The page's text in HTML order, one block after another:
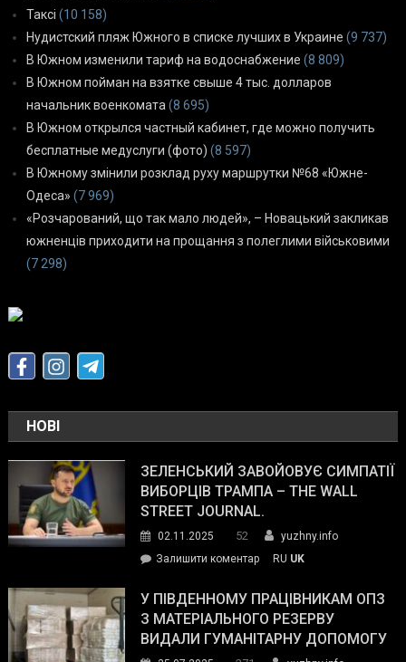
Таксі (10 158)
Нудистский пляж Южного в списке лучших в Украине (9 737)
В Южном изменили тариф на водоснабжение (8 809)
В Южном пойман на взятке свыше 4 тыс. долларов
начальник военкомата (8 695)
В Южном открылся частный кабинет, где можно получить
бесплатные медуслуги (фото) (8 597)
В Южному змінили розклад руху маршрутки №68 «Южне-
Одеса» (7 969)
«Розчарований, що так мало людей», – Новацький закликав
южненців приходити на прощання з полеглими військовими
(7 298)
НОВІ
ЗЕЛЕНСЬКИЙ ЗАВОЙОВУЄ СИМПАТІЇ
ВИБОРЦІВ ТРАМПА – THE WALL
STREET JOURNAL.
02.11.2025 52
yuzhny.info
Залишити коментарon
завойовує
симпатії
виборців
RU UK
У ПІВДЕННОМУ ПРАЦІВНИКАМ ОПЗ
З МАТЕРІАЛЬНОГО РЕЗЕРВУ
ВИДАЛИ ГУМАНІТАРНУ ДОПОМОГУ